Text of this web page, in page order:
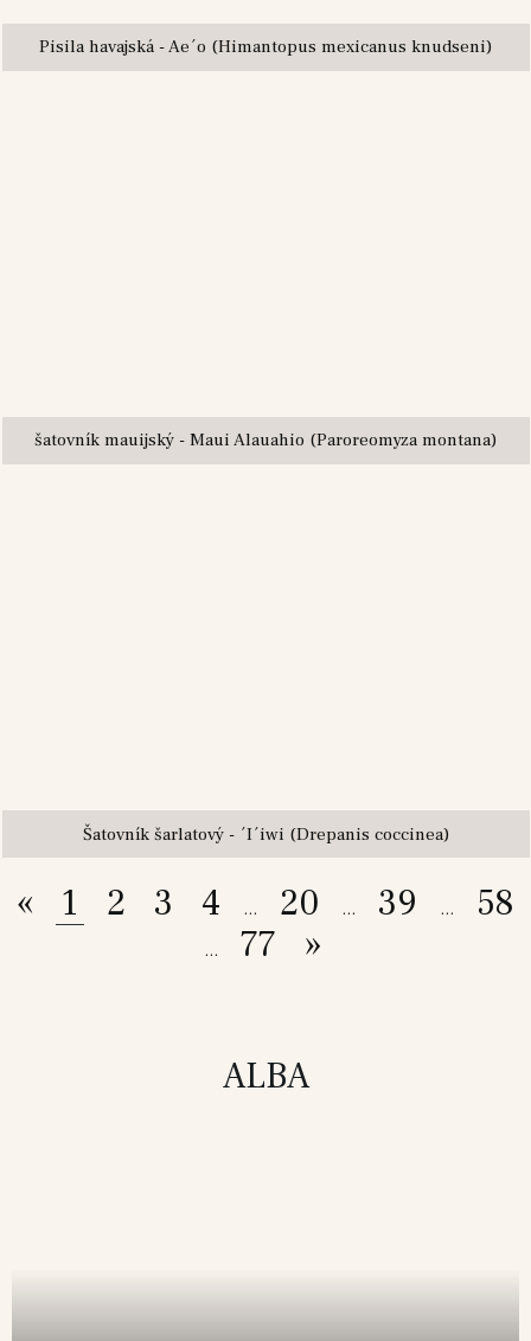
Pisila havajská - Ae´o (Himantopus mexicanus knudseni)
šatovník mauijský - Maui Alauahio (Paroreomyza montana)
Šatovník šarlatový - ´I´iwi (Drepanis coccinea)
« 1 2 3 4 ... 20 ... 39 ... 58
... 77 »
ALBA